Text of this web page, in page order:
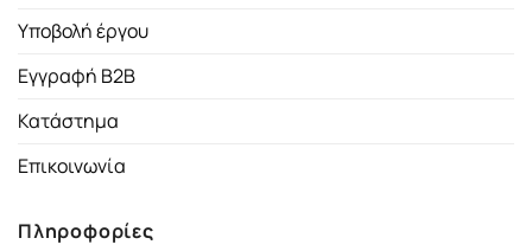
Υποβολή έργου
Εγγραφή B2B
Κατάστημα
Επικοινωνία
Πληροφορίες